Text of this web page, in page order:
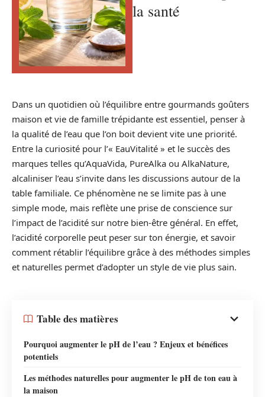
la santé
Dans un quotidien où l’équilibre entre gourmands goûters
maison et vie de famille trépidante est essentiel, penser à
la qualité de l’eau que l’on boit devient vite une priorité.
Entre la curiosité pour l’« EauVitalité » et le succès des
marques telles qu’AquaVida, PureAlka ou AlkaNature,
alcaliniser l’eau s’invite dans les discussions autour de la
table familiale. Ce phénomène ne se limite pas à une
simple mode, mais reflète une prise de conscience sur
l’impact de l’acidité sur notre bien-être général. En effet,
l’acidité corporelle peut peser sur ton énergie, et savoir
comment rétablir l’équilibre grâce à des méthodes simples
et naturelles permet d’adopter un style de vie plus sain.
Table des matières
Pourquoi augmenter le pH de l’eau ? Enjeux et bénéfices
potentiels
Les méthodes naturelles pour augmenter le pH de ton eau à
la maison